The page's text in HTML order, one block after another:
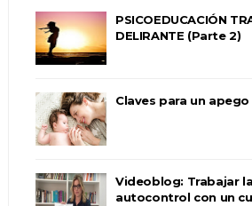
PSICOEDUCACIÓN
DELIRANTE (Parte 2)
Claves para un
Videoblog: Trabajar
autocontrol con un